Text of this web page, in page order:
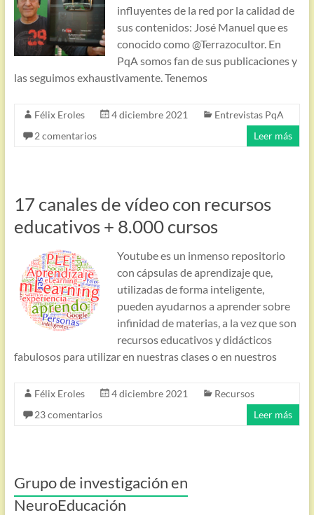
influyentes de la red por la calidad de
sus contenidos: José Manuel que es
conocido como @Terrazocultor. En
PqA somos fan de sus publicaciones y
las seguimos exhaustivamente. Tenemos
Félix Eroles 4 diciembre 2021
Entrevistas PqA
2 comentarios
Leer más
17 canales de vídeo con recursos
educativos + 8.000 cursos
Youtube es un inmenso repositorio
con cápsulas de aprendizaje que,
utilizadas de forma inteligente,
pueden ayudarnos a aprender sobre
infinidad de materias, a la vez que son
recursos educativos y didácticos
fabulosos para utilizar en nuestras clases o en nuestros
Félix Eroles 4 diciembre 2021
Recursos
23 comentarios
Leer más
Grupo de investigación en
NeuroEducación